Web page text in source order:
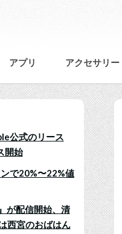
アプリ アクセサリー
公式のリース
開始
で20%〜22%値
が配信開始、清
西宮のおばはん